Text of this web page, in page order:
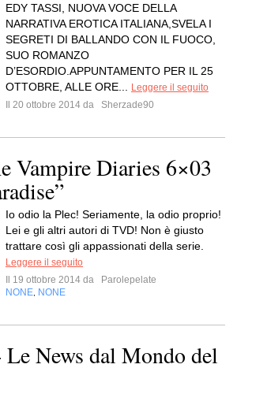
EDY TASSI, NUOVA VOCE DELLA
NARRATIVA EROTICA ITALIANA,SVELA I
SEGRETI DI BALLANDO CON IL FUOCO,
SUO ROMANZO
D’ESORDIO.APPUNTAMENTO PER IL 25
OTTOBRE, ALLE ORE...
Leggere il seguito
Il 20 ottobre 2014 da
Sherzade90
Vampire Diaries 6×03
Io odio la Plec! Seriamente, la odio proprio!
Lei e gli altri autori di TVD! Non è giusto
trattare così gli appassionati della serie.
Leggere il seguito
Il 19 ottobre 2014 da
Parolepelate
NONE NONE
News dal Mondo del